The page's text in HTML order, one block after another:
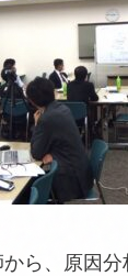
ら、原因